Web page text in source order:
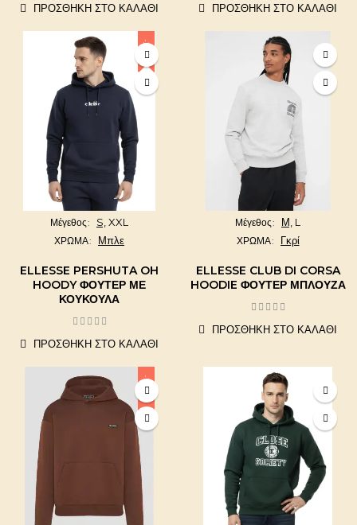
ΠΡΟΣΘΉΚΗ ΣΤΟ ΚΑΛΆΘΙ ΠΡΟΣΘΉΚΗ ΣΤΟ ΚΑΛΆΘΙ
-20%
Μέγεθος S, XXL
ΧΡΩΜΑ Μπλε
ELLESSE PERSHUTA OH
HOODY ΦΟΎΤΕΡ ΜΕ
ΚΟΥΚΟΎΛΑ
ΠΡΟΣΘΉΚΗ ΣΤΟ ΚΑΛΆΘΙ
Μέγεθος Μ, L
ΧΡΩΜΑ Γκρί
ELLESSE CLUB DI CORSA
HOODIE ΦΟΎΤΕΡ ΜΠΛΟΎΖΑ
ΠΡΟΣΘΉΚΗ ΣΤΟ ΚΑΛΆΘΙ
-10,03%